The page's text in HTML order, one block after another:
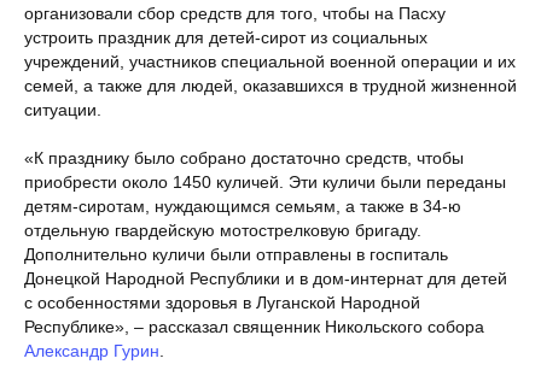
организовали сбор средств для того, чтобы на Пасху
устроить праздник для детей-сирот из социальных
учреждений, участников специальной военной операции и их
семей, а также для людей, оказавшихся в трудной жизненной
ситуации.
«К празднику было собрано достаточно средств, чтобы
приобрести около 1450 куличей. Эти куличи были переданы
детям-сиротам, нуждающимся семьям, а также в 34-ю
отдельную гвардейскую мотострелковую бригаду.
Дополнительно куличи были отправлены в госпиталь
Донецкой Народной Республики и в дом-интернат для детей
с особенностями здоровья в Луганской Народной
Республике», – рассказал священник Никольского собора
Александр Гурин